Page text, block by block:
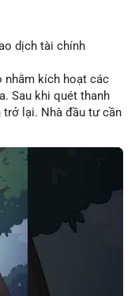
dịch tài chính
nhằm kích hoạt các
Sau khi quét thanh
trở lại. Nhà đầu tư cần